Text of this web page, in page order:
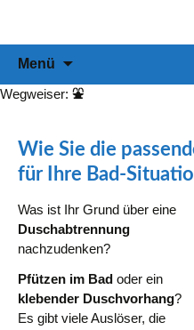
Menü
springen
Wegweiser: ⛲
Wie Sie die
für Ihre Bad-
Was ist Ihr Grund über eine
Duschabtrennung
nachzudenken?
Pfützen im Bad oder ein
klebender Duschvorhang?
Es gibt viele Auslöser, die